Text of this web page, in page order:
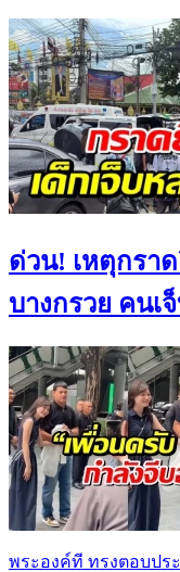
ด่วน! เหตุกรา
บางกรวย คนเ
พระองค์ที ทรงตอบปร